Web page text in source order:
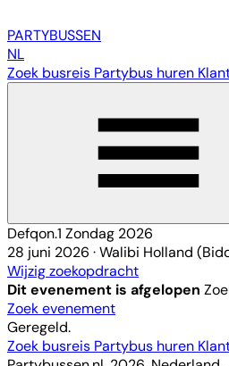
PARTYBUSSEN
NL
Zoek busreis Partybus huren
Defqon.1 Zondag 2026
28 juni 2026 ·Walibi Holland
Wijzig zoekopdracht
Dit evenement is afgelopen
Zoek evenement
Geregeld.
Zoek busreis Partybus huren